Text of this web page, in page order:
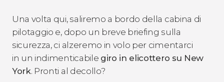
Una volta qui, saliremo a bordo della cabina di
pilotaggio e, dopo un breve briefing sulla
sicurezza, ci alzeremo in volo per cimentarci
in un indimenticabile giro in elicottero su New
York. Pronti al decollo?